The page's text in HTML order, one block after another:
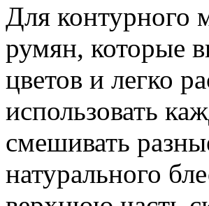
Для контурного
румян, которые
цветов и легко
использовать
смешивать
натурального